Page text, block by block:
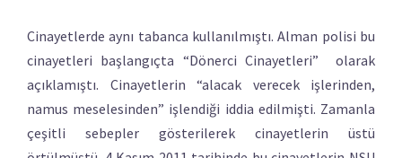
Cinayetlerde aynı tabanca kullanılmıştı. Alman polisi bu
cinayetleri başlangıçta “Dönerci Cinayetleri” olarak
açıklamıştı. Cinayetlerin “alacak verecek işlerinden,
namus meselesinden” işlendiği iddia edilmişti. Zamanla
çeşitli sebepler gösterilerek cinayetlerin üstü